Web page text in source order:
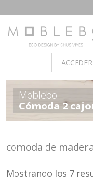
ACCEDER
Auxiliares
Cocina
madera
Moblebo
Cómoda 2
comoda de madera
Mostrando los 7